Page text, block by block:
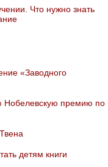
Что нужно знать
«Заводного
Нобелевскую премию по
детям книги